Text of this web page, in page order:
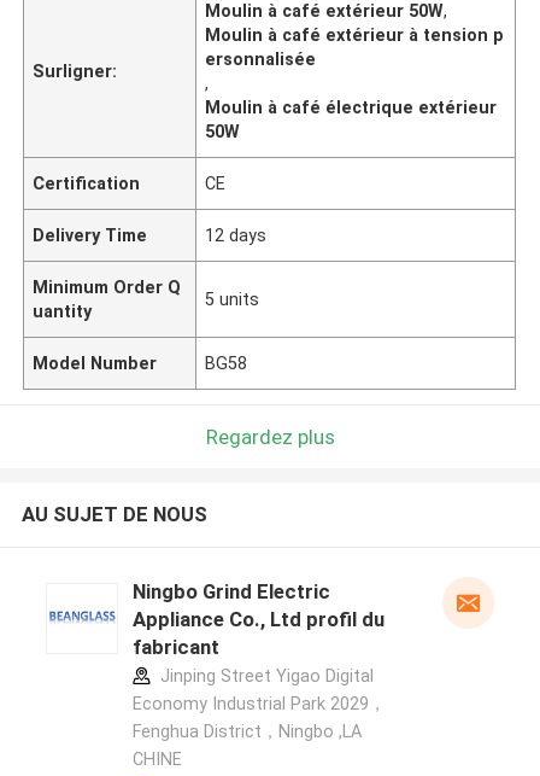
Surligner:
Moulin à café extérieur 50W,
Moulin à café extérieur à tension p
ersonnalisée
,
Moulin à café électrique extérieur
50W
Certification CE
Delivery Time 12 days
Minimum Order Q
uantity
5 units
Model Number BG58
Regardez plus
AU SUJET DE NOUS
Ningbo Grind Electric
Appliance Co., Ltd profil du
fabricant
Jinping Street Yigao Digital
Economy Industrial Park 2029，
Fenghua District，Ningbo ,LA
CHINE